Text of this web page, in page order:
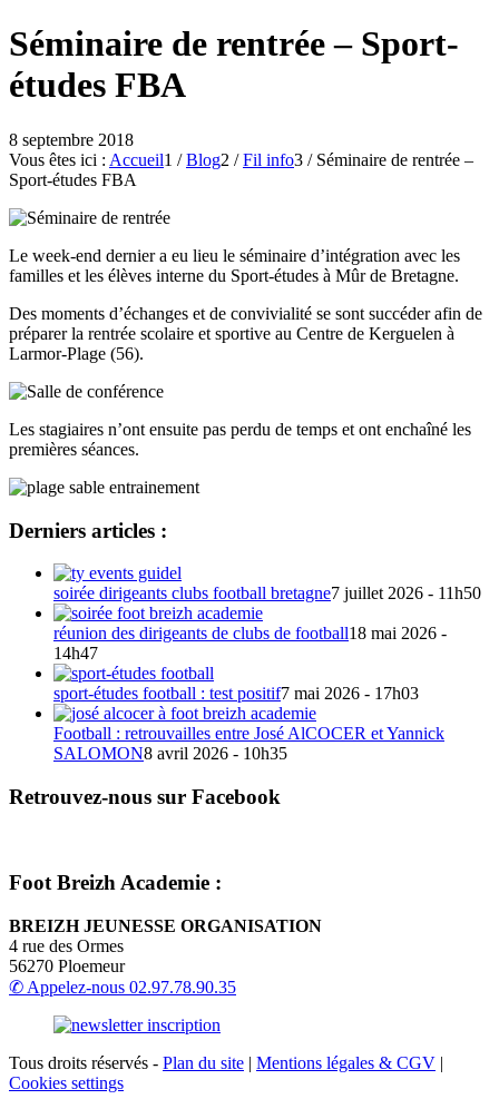
Séminaire de rentrée – Sport-
études FBA
8 septembre 2018
Vous êtes ici : Accueil1 / Blog2 / Fil info3 / Séminaire de rentrée –
Sport-études FBA
Le week-end dernier a eu lieu le séminaire d’intégration avec les
familles et les élèves interne du Sport-études à Mûr de Bretagne.
Des moments d’échanges et de convivialité se sont succéder afin de
préparer la rentrée scolaire et sportive au Centre de Kerguelen à
Larmor-Plage (56).
Les stagiaires n’ont ensuite pas perdu de temps et ont enchaîné les
premières séances.
Derniers articles :
soirée dirigeants clubs football bretagne7 juillet 2026 - 11h50
réunion des dirigeants de clubs de football18 mai 2026 -
14h47
sport-études football : test positif7 mai 2026 - 17h03
Football : retrouvailles entre José AlCOCER et Yannick
SALOMON8 avril 2026 - 10h35
Retrouvez-nous sur Facebook
Foot Breizh Academie :
BREIZH JEUNESSE ORGANISATION
4 rue des Ormes
56270 Ploemeur
✆ Appelez-nous 02.97.78.90.35
Tous droits réservés - Plan du site | Mentions légales & CGV |
Cookies settings